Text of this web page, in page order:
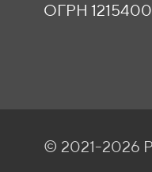
ОГРН
© 2021-2026